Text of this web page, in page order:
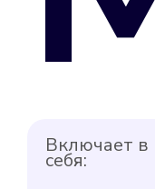
Включает в
себя: